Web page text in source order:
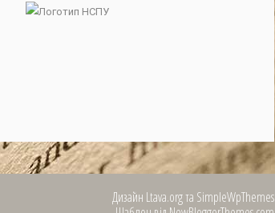
Дизайн Ltava.orgта SimpleWpThemes